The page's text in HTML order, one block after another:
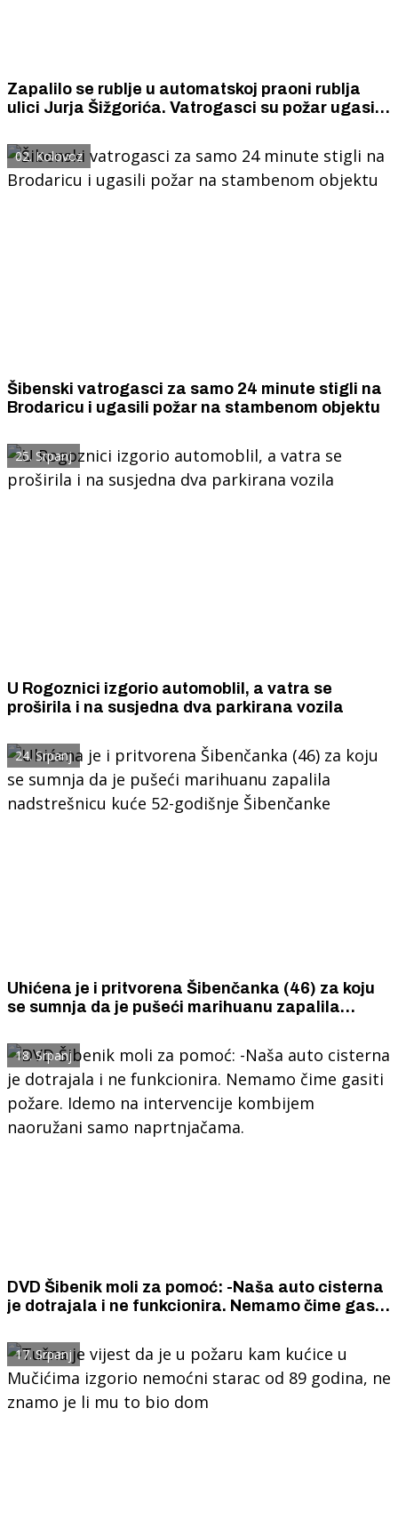
Zapalilo se rublje u automatskoj praoni rublja
ulici Jurja Šižgorića. Vatrogasci su požar ugasili
02. Kolovoz
Šibenski vatrogasci za samo 24 minute stigli na
Brodaricu i ugasili požar na stambenom objektu
25. Srpanj
U Rogoznici izgorio automoblil, a vatra se
proširila i na susjedna dva parkirana vozila
24. Srpanj
Uhićena je i pritvorena Šibenčanka (46) za koju
se sumnja da je pušeći marihuanu zapalila
18. Srpanj
DVD Šibenik moli za pomoć: -Naša auto cisterna
je dotrajala i ne funkcionira. Nemamo čime gasiti
naoružani samo naprtnjačama.
17. Srpanj